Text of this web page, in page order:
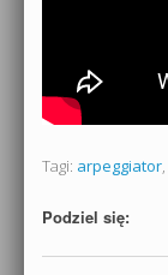
Tagi: arpeggiator,
Podziel się: